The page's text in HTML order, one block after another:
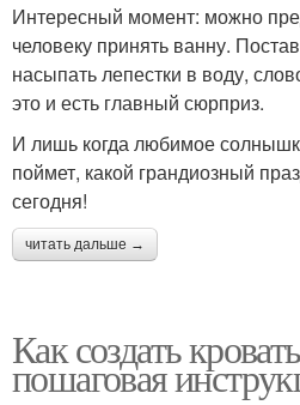
Интересный момент: можно
человеку принять ванну.
насыпать лепестки в воду,
это и есть главный сюрприз.
И лишь когда любимое
поймет, какой грандиозный
сегодня!
читать дальше →
Как создать
пошаговая